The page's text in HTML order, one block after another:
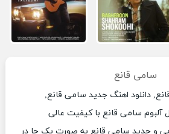
سامی قانع
دانلود اهنگ جدید سامی قانع,
آلبوم سامی قانع با کیفیت عالی
و جدید سامی قانع به صورت یک جا در